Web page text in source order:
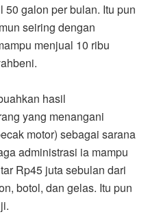
50 galon per bulan. Itu pun
seiring dengan
menjual 10 ribu
hasil
yang menangani
motor) sebagai sarana
administrasi ia mampu
Rp45 juta sebulan dari
botol, dan gelas. Itu pun